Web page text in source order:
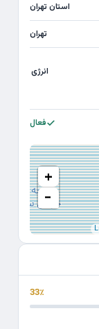
استان تهران
تهران
انرژی
فعال
+
−
33٪